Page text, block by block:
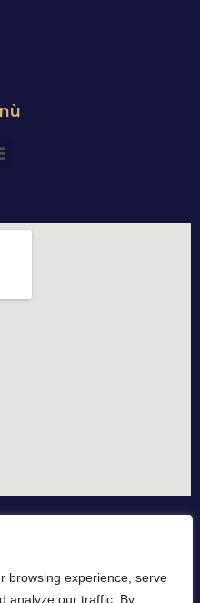
browsing experience, serve
analyze our traffic. By